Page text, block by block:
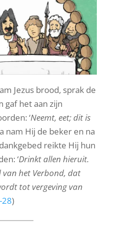
Jezus brood, sprak de
gaf het aan zijn
‘Neemt, eet; dit is
nam Hij de beker en na
reikte Hij hun
‘Drinkt allen hieruit.
van het Verbond, dat
tot vergeving van
)